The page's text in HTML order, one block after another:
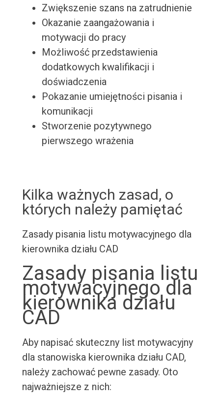
Zwiększenie szans na zatrudnienie
Okazanie zaangażowania i
motywacji do pracy
Możliwość przedstawienia
dodatkowych kwalifikacji i
doświadczenia
Pokazanie umiejętności pisania i
komunikacji
Stworzenie pozytywnego
pierwszego wrażenia
Kilka ważnych zasad, o
których należy pamiętać
Zasady pisania listu motywacyjnego dla
kierownika działu CAD
Zasady pisania listu
motywacyjnego dla
kierownika działu
CAD
Aby napisać skuteczny list motywacyjny
dla stanowiska kierownika działu CAD,
należy zachować pewne zasady. Oto
najważniejsze z nich: